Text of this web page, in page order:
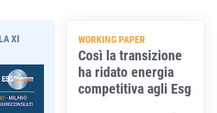
XI
WORKING PAPER
Così la transizione
ha ridato energia
competitiva agli Esg